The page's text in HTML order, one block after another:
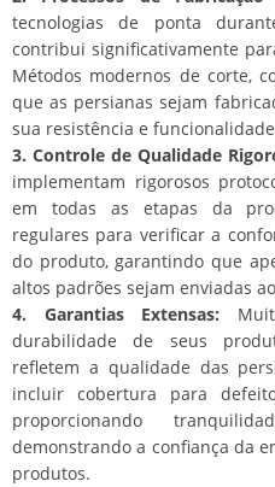
tecnologias de ponta
contribui significativamente
Métodos modernos de corte,
que as persianas sejam
sua resistência e
3. Controle de Qualidade
implementam rigorosos
em todas as etapas da
regulares para verificar a
do produto, garantindo que
altos padrões sejam enviadas
4. Garantias Extensas:
durabilidade de seus
refletem a qualidade das
incluir cobertura para
proporcionando
demonstrando a confiança da
produtos.